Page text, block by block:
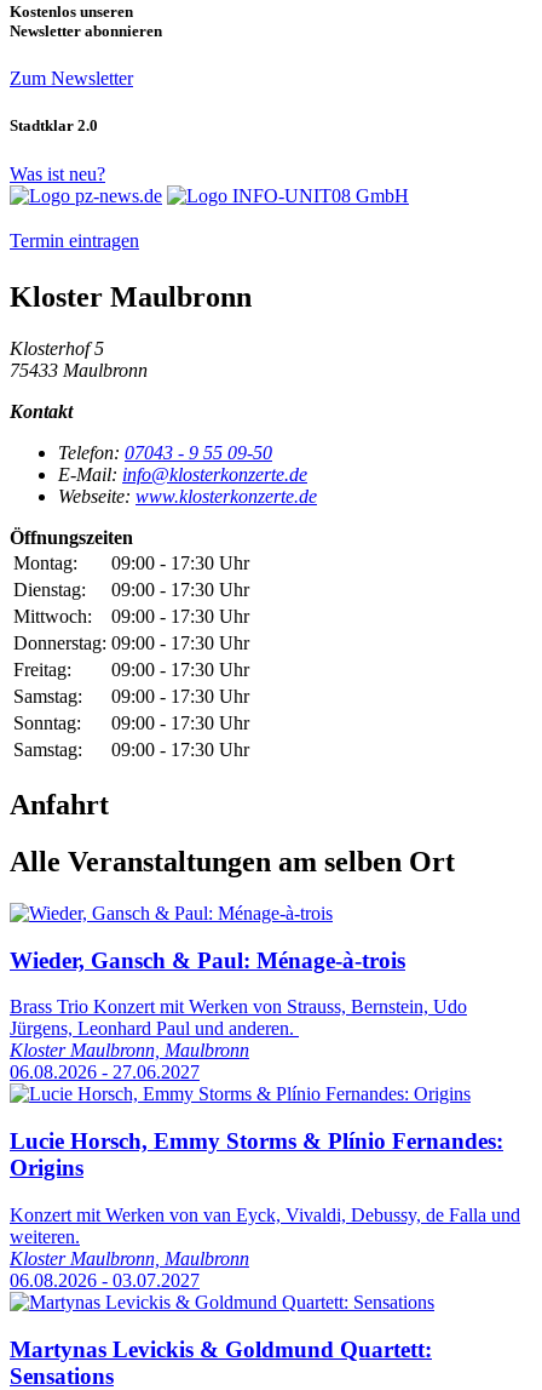
Kostenlos unseren
Newsletter abonnieren
Zum Newsletter
Stadtklar 2.0
Was ist neu?
Termin eintragen
Kloster Maulbronn
Klosterhof 5
75433 Maulbronn
Kontakt
Telefon: 07043 - 9 55 09-50
E-Mail: info@klosterkonzerte.de
Webseite: www.klosterkonzerte.de
Öffnungszeiten
Montag:
09:00 - 17:30 Uhr
Dienstag:
09:00 - 17:30 Uhr
Mittwoch:
09:00 - 17:30 Uhr
Donnerstag: 09:00 - 17:30 Uhr
Freitag:
09:00 - 17:30 Uhr
Samstag:
09:00 - 17:30 Uhr
Sonntag:
09:00 - 17:30 Uhr
Samstag:
09:00 - 17:30 Uhr
Anfahrt
Alle Veranstaltungen am selben Ort
Wieder, Gansch & Paul: Ménage-à-trois
Brass Trio Konzert mit Werken von Strauss, Bernstein, Udo
Jürgens, Leonhard Paul und anderen.
Kloster Maulbronn, Maulbronn
06.08.2026 - 27.06.2027
Lucie Horsch, Emmy Storms & Plínio Fernandes:
Origins
Konzert mit Werken von van Eyck, Vivaldi, Debussy, de Falla und
weiteren.
Kloster Maulbronn, Maulbronn
06.08.2026 - 03.07.2027
Martynas Levickis & Goldmund Quartett:
Sensations